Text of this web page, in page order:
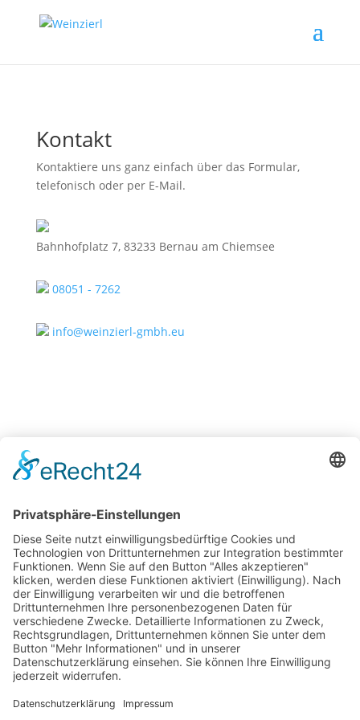
Kontakt
Kontaktiere uns ganz einfach über das Formular,
telefonisch oder per E-Mail.
Bahnhofplatz 7, 83233 Bernau am Chiemsee
08051 - 7262
info@weinzierl-gmbh.eu
Bahnhofplatz 7
83233 Bernau am Chiemsee
08051 – 7262
info@weinzierl-gmbh.eu
Quicklinks
Impressum
Datenschutzerklärung